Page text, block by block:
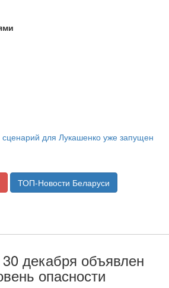
для Лукашенко уже запущен
ТОП-Новости Беларуси
декабря объявлен
опасности